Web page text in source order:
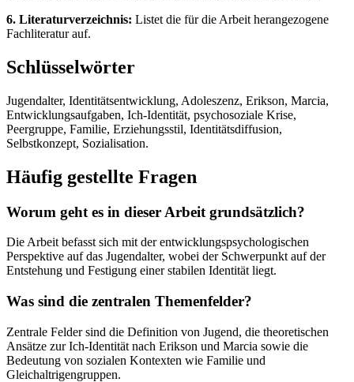
6. Literaturverzeichnis: Listet die für die Arbeit herangezogene
Fachliteratur auf.
Schlüsselwörter
Jugendalter, Identitätsentwicklung, Adoleszenz, Erikson, Marcia,
Entwicklungsaufgaben, Ich-Identität, psychosoziale Krise,
Peergruppe, Familie, Erziehungsstil, Identitätsdiffusion,
Selbstkonzept, Sozialisation.
Häufig gestellte Fragen
Worum geht es in dieser Arbeit grundsätzlich?
Die Arbeit befasst sich mit der entwicklungspsychologischen
Perspektive auf das Jugendalter, wobei der Schwerpunkt auf der
Entstehung und Festigung einer stabilen Identität liegt.
Was sind die zentralen Themenfelder?
Zentrale Felder sind die Definition von Jugend, die theoretischen
Ansätze zur Ich-Identität nach Erikson und Marcia sowie die
Bedeutung von sozialen Kontexten wie Familie und
Gleichaltrigengruppen.